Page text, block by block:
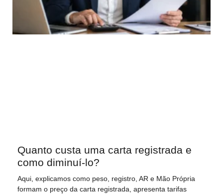
Quanto custa uma carta registrada e
como diminuí-lo?
Aqui, explicamos como peso, registro, AR e Mão Própria
formam o preço da carta registrada, apresenta tarifas